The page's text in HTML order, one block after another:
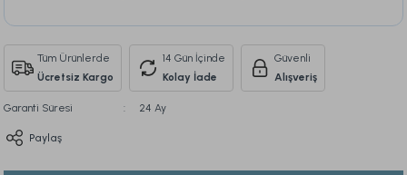
Tüm Ürünlerde
Ücretsiz Kargo
14 Gün İçinde
Kolay İade
Güvenli
Alışveriş
Garanti Süresi 24 Ay
Paylaş